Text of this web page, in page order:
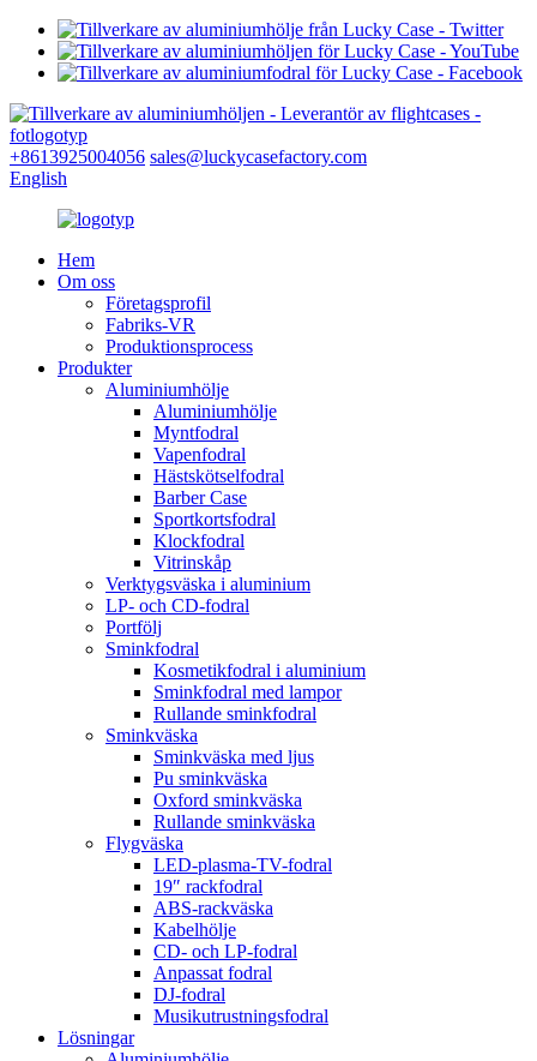
+8613925004056 sales@luckycasefactory.com
English
Hem
Om oss
Företagsprofil
Fabriks-VR
Produktionsprocess
Produkter
Aluminiumhölje
Aluminiumhölje
Myntfodral
Vapenfodral
Hästskötselfodral
Barber Case
Sportkortsfodral
Klockfodral
Vitrinskåp
Verktygsväska i aluminium
LP- och CD-fodral
Portfölj
Sminkfodral
Kosmetikfodral i aluminium
Sminkfodral med lampor
Rullande sminkfodral
Sminkväska
Sminkväska med ljus
Pu sminkväska
Oxford sminkväska
Rullande sminkväska
Flygväska
LED-plasma-TV-fodral
19″ rackfodral
ABS-rackväska
Kabelhölje
CD- och LP-fodral
Anpassat fodral
DJ-fodral
Musikutrustningsfodral
Lösningar